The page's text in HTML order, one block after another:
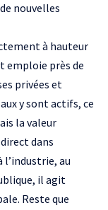
nouvelles
à hauteur
emploie près de
privées et
y sont actifs, ce
la valeur
dans
l’industrie, au
il agit
Reste que